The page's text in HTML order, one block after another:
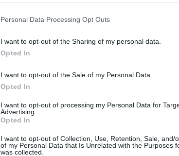
Personal Data Processing Opt Outs
I want to opt-out of the Sharing of my personal data.
Opted In
I want to opt-out of the Sale of my Personal Data.
Opted In
I want to opt-out of processing my Personal Data for
Advertising.
Opted In
I want to opt-out of Collection, Use, Retention, Sale, and/
of my Personal Data that Is Unrelated with the Purposes
was collected.
carnago